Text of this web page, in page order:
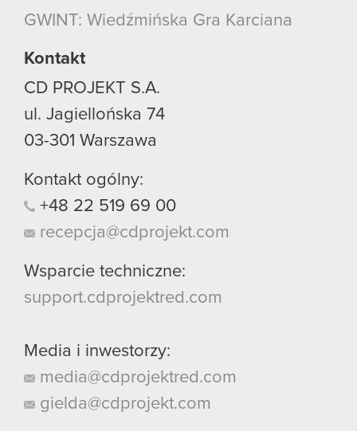
GWINT: Wiedźmińska Gra Karciana
Kontakt
CD PROJEKT S.A.
ul. Jagiellońska 74
03-301 Warszawa
Kontakt ogólny:
+48 22 519 69 00
recepcja@cdprojekt.com
Wsparcie techniczne:
support.cdprojektred.com
Media i inwestorzy:
media@cdprojektred.com
gielda@cdprojekt.com